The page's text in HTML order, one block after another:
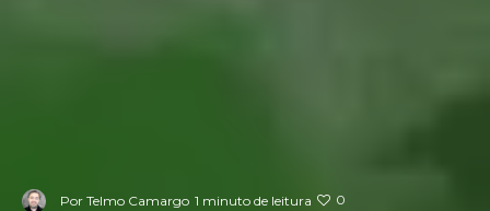
Por Telmo Camargo 1 minuto de leitura 0